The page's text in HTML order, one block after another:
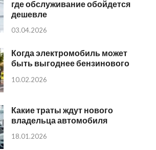
где обслуживание обойдется
дешевле
03.04.2026
Когда электромобиль может
быть выгоднее бензинового
10.02.2026
Какие траты ждут нового
владельца автомобиля
18.01.2026